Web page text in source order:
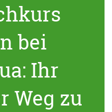
bei
Ihr
Weg zu